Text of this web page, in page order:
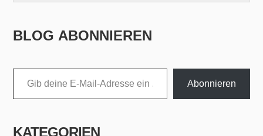
BLOG ABONNIEREN
Gib deine E-Mail-Adresse ein ...
Abonnieren
KATEGORIEN